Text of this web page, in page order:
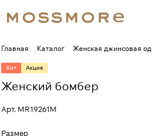
Главная Каталог Женская джинсовая
Хит Акция
Женский бомбер
Арт. MR19261M
Размер